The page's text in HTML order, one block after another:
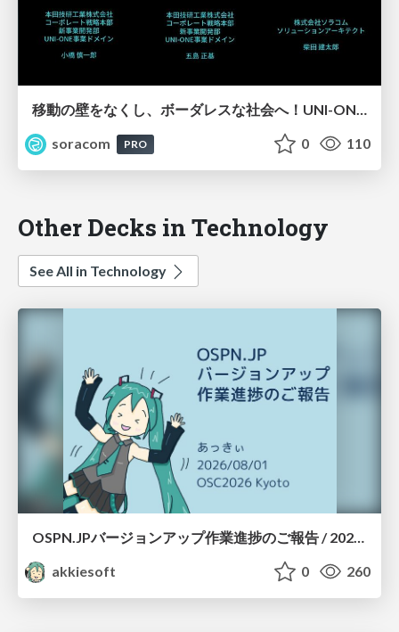
移動の壁をなくし、ボーダレスな社会へ！UNI-ONE開発秘話と実践【SORACOM Discovery 2026】
soracom
PRO 0 110
Other Decks in Technology
See All in Technology
akkiesoft
0 260